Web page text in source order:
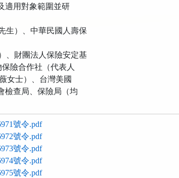
用對象範圍並研
生）、中華民國人壽保
、財團法人保險安定基
險合作社（代表人
士）、台灣美國
查局、保險局（均
號令.pdf
號令.pdf
號令.pdf
號令.pdf
號令.pdf